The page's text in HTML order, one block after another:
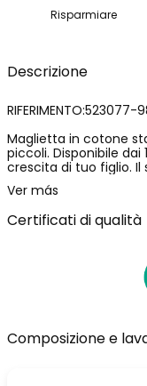
Risparmiare
Descrizione
Maglietta in cotone
piccoli. Disponibile dai
crescita di tuo figlio.
di distintivi e loghi su
un tocco divertente e
assicura comfort e
scollo rotondo e
tuo piccolo sembri
Ver más
Certificati di qualità
Composizione e